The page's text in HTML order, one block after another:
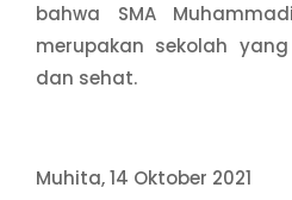
bahwa SMA
merupakan sekolah
dan sehat.
Muhita, 14 Oktober 2021